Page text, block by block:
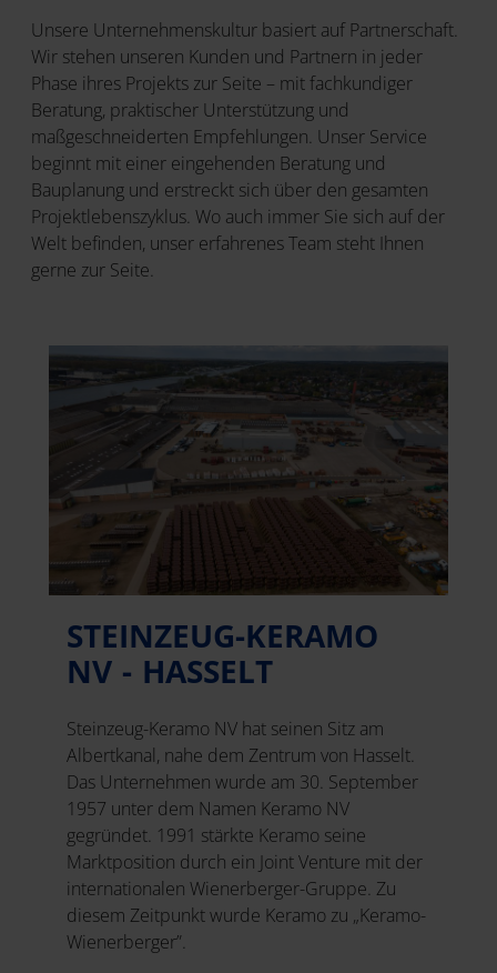
Unsere Unternehmenskultur basiert auf Partnerschaft.
Wir stehen unseren Kunden und Partnern in jeder
Phase ihres Projekts zur Seite – mit fachkundiger
Beratung, praktischer Unterstützung und
maßgeschneiderten Empfehlungen. Unser Service
beginnt mit einer eingehenden Beratung und
Bauplanung und erstreckt sich über den gesamten
Projektlebenszyklus. Wo auch immer Sie sich auf der
Welt befinden, unser erfahrenes Team steht Ihnen
gerne zur Seite.
STEINZEUG-KERAMO
NV - HASSELT
Steinzeug-Keramo NV hat seinen Sitz am
Albertkanal, nahe dem Zentrum von Hasselt.
Das Unternehmen wurde am 30. September
1957 unter dem Namen Keramo NV
gegründet. 1991 stärkte Keramo seine
Marktposition durch ein Joint Venture mit der
internationalen Wienerberger-Gruppe. Zu
diesem Zeitpunkt wurde Keramo zu „Keramo-
Wienerberger”.